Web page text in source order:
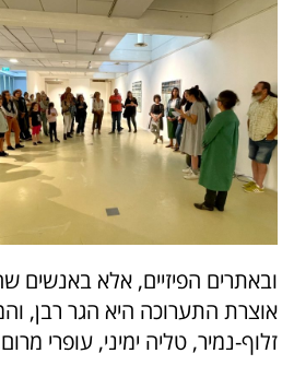
ובאתרים הפיזיים, אלא באנשים
אוצרת התערוכה היא הגר רבן,
זלוף-נמיר, טליה ימיני, עופרי